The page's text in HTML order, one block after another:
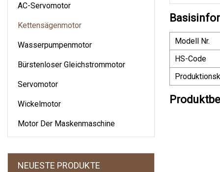
AC-Servomotor
Kettensägenmotor
Wasserpumpenmotor
Bürstenloser Gleichstrommotor
Servomotor
Wickelmotor
Motor Der Maskenmaschine
NEUESTE PRODUKTE
Modell Nr.
HS-Code